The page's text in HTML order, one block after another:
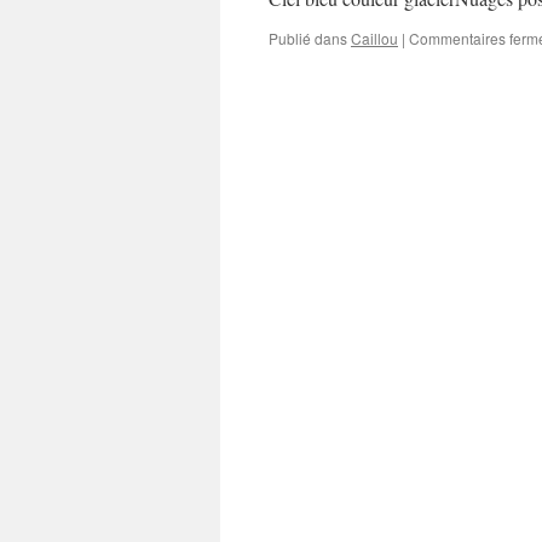
Publié dansCaillou | Commentaires